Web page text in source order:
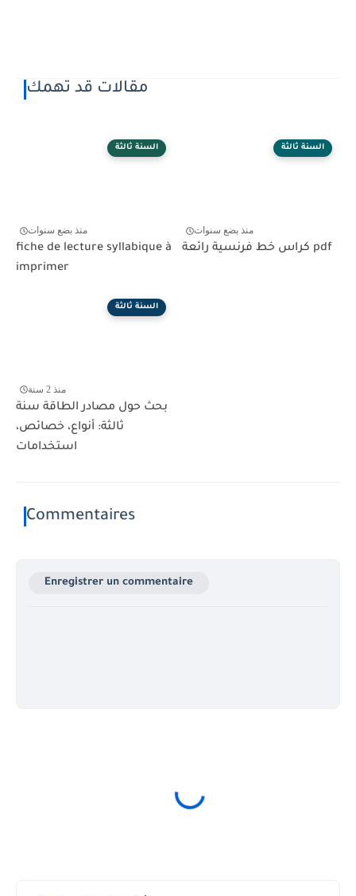
مقالات قد تهمك
السنة ثالثة
منذ بضع سنوات
fiche de lecture syllabique à
imprimer
السنة ثالثة
منذ بضع سنوات
كراس خط فرنسية رائعة pdf
السنة ثالثة
منذ 2 سنة
بحث حول مصادر الطاقة سنة
ثالثة: أنواع، خصائص،
استخدامات
Commentaires
Enregistrer un commentaire